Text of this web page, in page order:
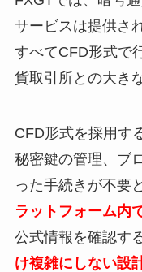
サービスは提供さ
すべてCFD形式で
貨取引所との大き
CFD形式を採用す
秘密鍵の管理、ブ
った手続きが不要
ラットフォーム内
公式情報を確認す
け複雑にしない設